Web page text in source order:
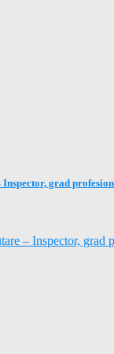
grad
– Inspector, grad